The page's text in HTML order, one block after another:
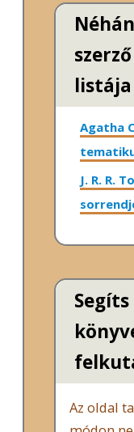
listája
Agatha
J. R. R.
Az oldal